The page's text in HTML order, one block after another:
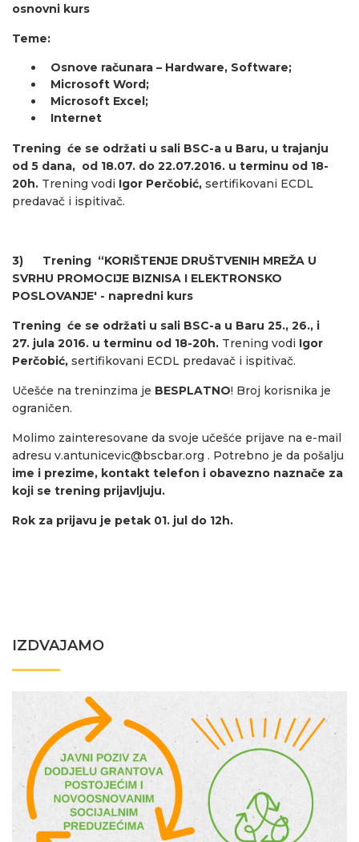
osnovni kurs
Teme:
Osnove računara – Hardware, Software;
Microsoft Word;
Microsoft Excel;
Internet
Trening će se održati u sali BSC-a u Baru, u trajanju
od 5 dana, od 18.07. do 22.07.2016. u terminu od 18-
20h. Trening vodi Igor Perčobić, sertifikovani ECDL
predavač i ispitivač.
3) Trening “KORIŠTENJE DRUŠTVENIH MREŽA U
SVRHU PROMOCIJE BIZNISA I ELEKTRONSKO
POSLOVANJE' - napredni kurs
Trening će se održati u sali BSC-a u Baru 25., 26., i
27. jula 2016. u terminu od 18-20h. Trening vodi Igor
Perčobić, sertifikovani ECDL predavač i ispitivač.
Učešće na treninzima je BESPLATNO! Broj korisnika je
ograničen.
Molimo zainteresovane da svoje učešće prijave na e-mail
adresu v.antunicevic@bscbar.org . Potrebno je da pošalju
ime i prezime, kontakt telefon i obavezno naznače za
koji se trening prijavljuju.
Rok za prijavu je petak 01. jul do 12h.
IZDVAJAMO